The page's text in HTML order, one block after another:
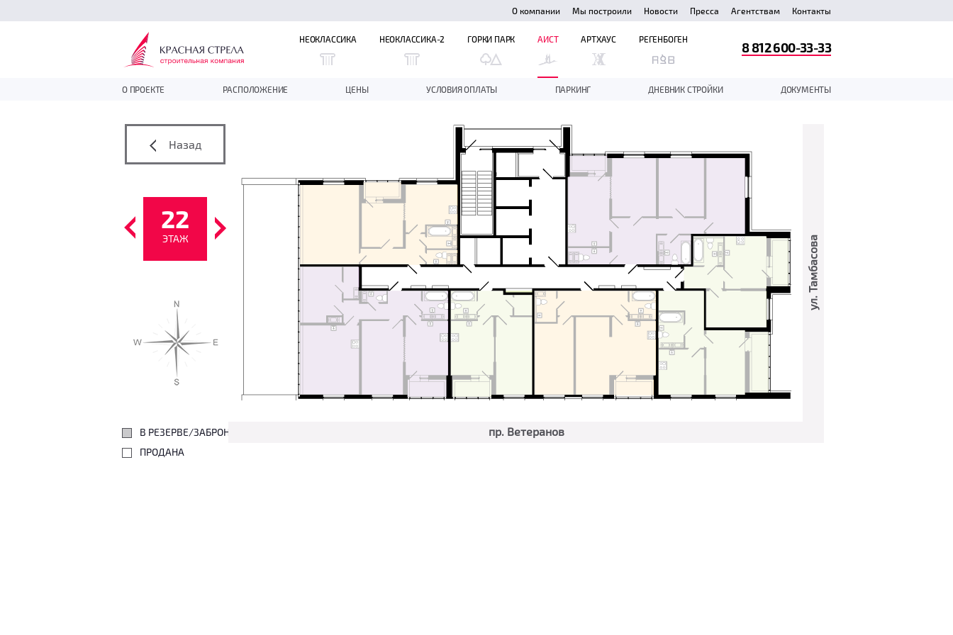
О компании Мы построили Новости Пресса Агентствам Контакты
НЕОКЛАССИКА НЕОКЛАССИКА-2 ГОРКИ ПАРК АИСТ
О ПРОЕКТЕ РАСПОЛОЖЕНИЕ ЦЕНЫ УСЛОВИЯ ОПЛАТЫ ПАРКИНГ ДНЕВНИК СТРОЙКИ ДОКУМЕНТЫ
АРТХАУС РЕГЕНБОГЕН
8 812 600-33-33
Назад
22
ЭТАЖ
В РЕЗЕРВЕ/ЗАБРОНИРОВАНА
ПРОДАНА
пр. Ветеранов
ул. Тамбасова